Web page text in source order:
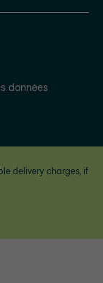
données
delivery charges, if